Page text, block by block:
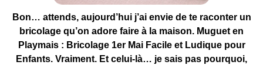
Bon… attends, aujourd’hui j’ai envie de te raconter un
bricolage qu’on adore faire à la maison. Muguet en
Playmais : Bricolage 1er Mai Facile et Ludique pour
Enfants. Vraiment. Et celui-là… je sais pas pourquoi,